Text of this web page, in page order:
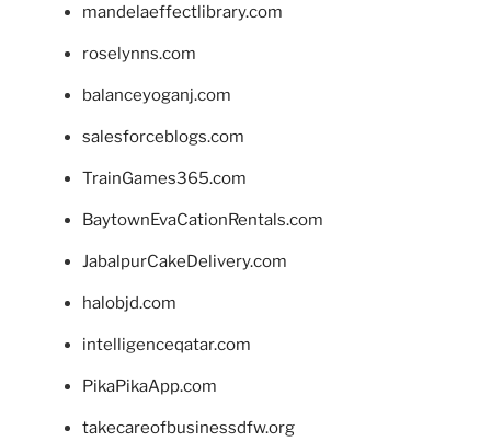
mandelaeffectlibrary.com
roselynns.com
balanceyoganj.com
salesforceblogs.com
TrainGames365.com
BaytownEvaCationRentals.com
JabalpurCakeDelivery.com
halobjd.com
intelligenceqatar.com
PikaPikaApp.com
takecareofbusinessdfw.org